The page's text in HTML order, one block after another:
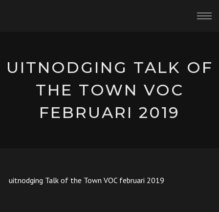
UITNODGING TALK OF
THE TOWN VOC
FEBRUARI 2019
uitnodging Talk of the Town VOC februari 2019